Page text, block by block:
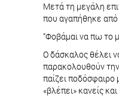
Μετά τη μεγάλη
που αγαπήθηκε από
“Φοβάμαι να πω το
Ο δάσκαλος θέλει
παρακολουθούν την
παίζει ποδόσφαιρο
«βλέπει» κανείς